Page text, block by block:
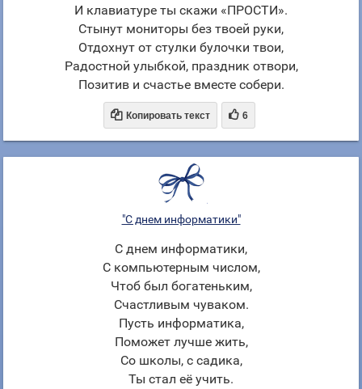
И клавиатуре ты скажи «ПРОСТИ».
Стынут мониторы без твоей руки,
Отдохнут от стулки булочки твои,
Радостной улыбкой, праздник отвори,
Позитив и счастье вместе собери.
 Копировать текст  6
"С днем информатики"
С днем информатики,
С компьютерным числом,
Чтоб был богатеньким,
Счастливым чуваком.
Пусть информатика,
Поможет лучше жить,
Со школы, с садика,
Ты стал её учить.